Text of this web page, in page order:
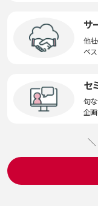
サ
他
ベ
セ
旬
企